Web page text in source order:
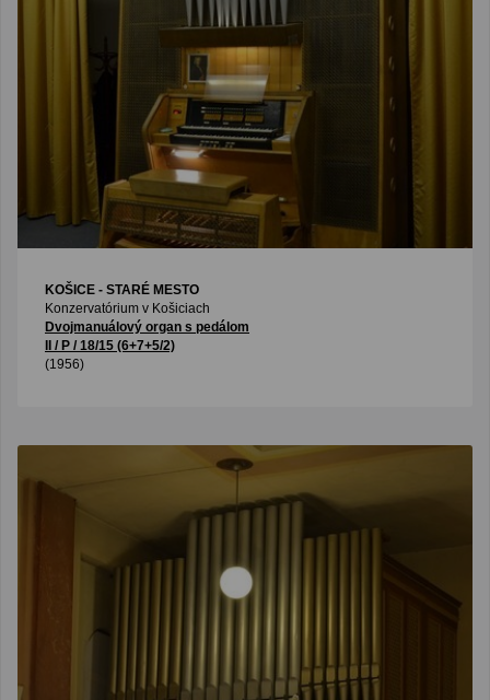
KOŠICE - STARÉ MESTO
Konzervatórium v Košiciach
Dvojmanuálový organ s pedálom
II / P / 18/15 (6+7+5/2)
(1956)